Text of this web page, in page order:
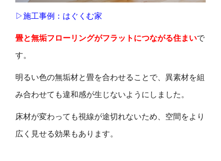
▷施工事例：はぐくむ家
畳と無垢フローリングがフラットにつながる住まいで
す。
明るい色の無垢材と畳を合わせることで、異素材を組
み合わせても違和感が生じないようにしました。
床材が変わっても視線が途切れないため、空間をより
広く見せる効果もあります。